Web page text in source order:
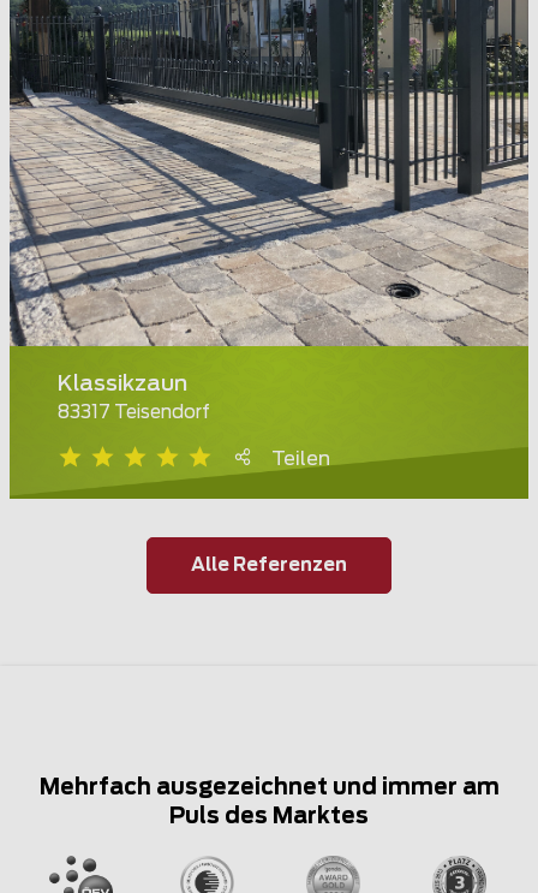
Klassikzaun
83317 Teisendorf
Teilen
Alle Referenzen
Mehrfach ausgezeichnet und immer am
Puls des Marktes